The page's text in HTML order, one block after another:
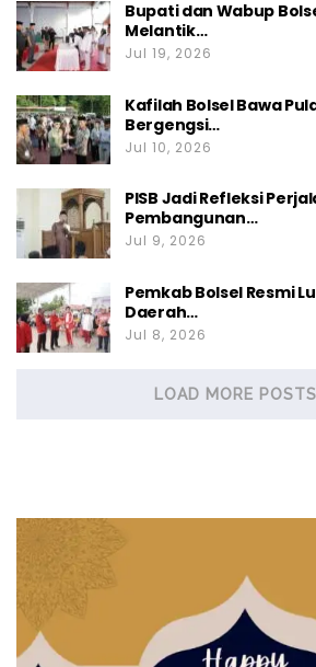
Bupati dan Wabup
Melantik…
Jul 19, 2026
Kafilah Bolsel Bawa
Bergengsi…
Jul 10, 2026
PISB Jadi Refleksi
Pembangunan…
Jul 9, 2026
Pemkab Bolsel Resmi
Daerah…
Jul 8, 2026
LOAD MORE POSTS